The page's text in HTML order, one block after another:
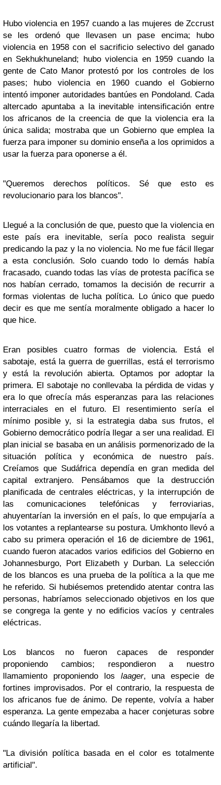
Hubo violencia en 1957 cuando a las mujeres de Zccrust
se les ordenó que llevasen un pase encima; hubo
violencia en 1958 con el sacrificio selectivo del ganado
en Sekhukhuneland; hubo violencia en 1959 cuando la
gente de Cato Manor protestó por los controles de los
pases; hubo violencia en 1960 cuando el Gobierno
intentó imponer autoridades bantúes en Pondoland. Cada
altercado apuntaba a la inevitable intensificación entre
los africanos de la creencia de que la violencia era la
única salida; mostraba que un Gobierno que emplea la
fuerza para imponer su dominio enseña a los oprimidos a
usar la fuerza para oponerse a él.
"Queremos derechos políticos. Sé que esto es
revolucionario para los blancos".
Llegué a la conclusión de que, puesto que la violencia en
este país era inevitable, sería poco realista seguir
predicando la paz y la no violencia. No me fue fácil llegar
a esta conclusión. Solo cuando todo lo demás había
fracasado, cuando todas las vías de protesta pacífica se
nos habían cerrado, tomamos la decisión de recurrir a
formas violentas de lucha política. Lo único que puedo
decir es que me sentía moralmente obligado a hacer lo
que hice.
Eran posibles cuatro formas de violencia. Está el
sabotaje, está la guerra de guerrillas, está el terrorismo
y está la revolución abierta. Optamos por adoptar la
primera. El sabotaje no conllevaba la pérdida de vidas y
era lo que ofrecía más esperanzas para las relaciones
interraciales en el futuro. El resentimiento sería el
mínimo posible y, si la estrategia daba sus frutos, el
Gobierno democrático podría llegar a ser una realidad. El
plan inicial se basaba en un análisis pormenorizado de la
situación política y económica de nuestro país.
Creíamos que Sudáfrica dependía en gran medida del
capital extranjero. Pensábamos que la destrucción
planificada de centrales eléctricas, y la interrupción de
las comunicaciones telefónicas y ferroviarias,
ahuyentarían la inversión en el país, lo que empujaría a
los votantes a replantearse su postura. Umkhonto llevó a
cabo su primera operación el 16 de diciembre de 1961,
cuando fueron atacados varios edificios del Gobierno en
Johannesburgo, Port Elizabeth y Durban. La selección
de los blancos es una prueba de la política a la que me
he referido. Si hubiésemos pretendido atentar contra las
personas, habríamos seleccionado objetivos en los que
se congrega la gente y no edificios vacíos y centrales
eléctricas.
Los blancos no fueron capaces de responder
proponiendo cambios; respondieron a nuestro
llamamiento proponiendo los laager, una especie de
fortines improvisados. Por el contrario, la respuesta de
los africanos fue de ánimo. De repente, volvía a haber
esperanza. La gente empezaba a hacer conjeturas sobre
cuándo llegaría la libertad.
"La división política basada en el color es totalmente
artificial".